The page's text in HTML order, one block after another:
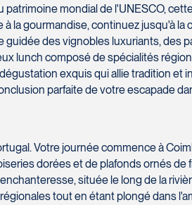
mondial de l'UNESCO,
gourmandise, continuez jusqu'à la
des vignobles luxuriants, des
lunch composé de spécialités
exquis qui allie tradition et
parfaite de votre escapade
Votre journée commence à
dorées et de plafonds ornés
située le long de la
tout en étant plongé dans